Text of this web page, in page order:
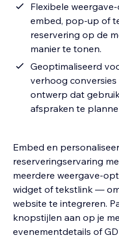
Flexibele
embed, pop-up of
reservering op de
manier te tonen.
Geoptimaliseerd
verhoog
ontwerp dat
afspraken te
Embed en
reserveringservaring
meerdere weergave-
widget of tekstlink —
website te integreren.
knopstijlen aan op je
evenementdetails of